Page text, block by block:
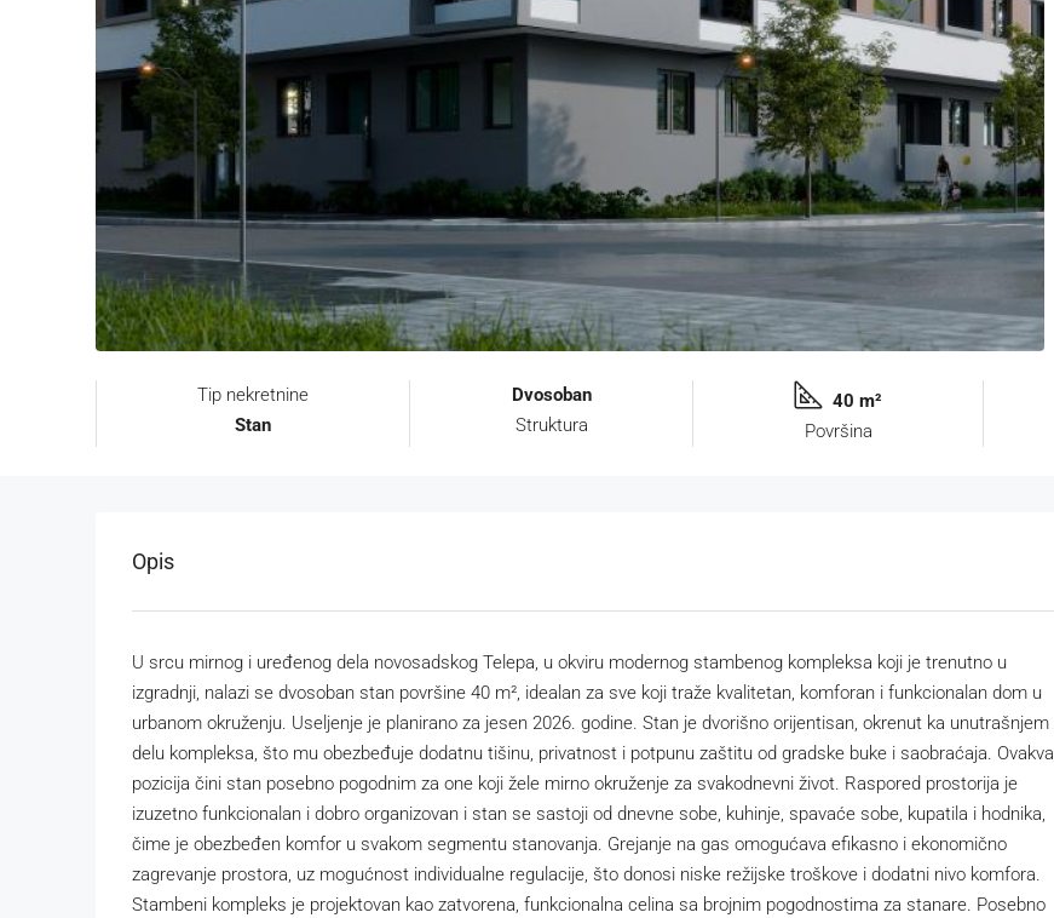
Tip nekretnine
Stan
Dvosoban
Struktura
40 m²
Površina
Opis
U srcu mirnog i uređenog dela novosadskog Telepa, u okviru modernog stambenog kompleksa koji je trenutno u
izgradnji, nalazi se dvosoban stan površine 40 m², idealan za sve koji traže kvalitetan, komforan i funkcionalan dom u
urbanom okruženju. Useljenje je planirano za jesen 2026. godine. Stan je dvorišno orijentisan, okrenut ka unutrašnjem
delu kompleksa, što mu obezbeđuje dodatnu tišinu, privatnost i potpunu zaštitu od gradske buke i saobraćaja. Ovakva
pozicija čini stan posebno pogodnim za one koji žele mirno okruženje za svakodnevni život. Raspored prostorija je
izuzetno funkcionalan i dobro organizovan i stan se sastoji od dnevne sobe, kuhinje, spavaće sobe, kupatila i hodnika,
čime je obezbeđen komfor u svakom segmentu stanovanja. Grejanje na gas omogućava efikasno i ekonomično
zagrevanje prostora, uz mogućnost individualne regulacije, što donosi niske režijske troškove i dodatni nivo komfora.
Stambeni kompleks je projektovan kao zatvorena, funkcionalna celina sa brojnim pogodnostima za stanare. Posebno